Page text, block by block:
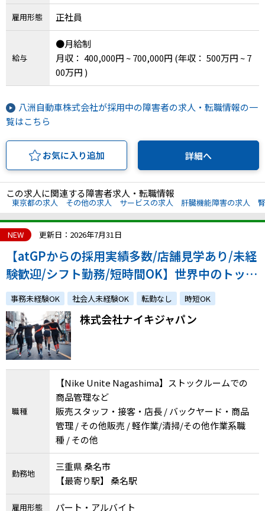
雇用形態 正社員
給与
●月給制
月収： 400,000円 ~ 700,000円 (年収： 500万円 ~ 7
00万円 )
八洲自動車株式会社が採用中の障害者の求人・転職情報の一
覧はこちら
お気に入り追加 詳細へ
この求人に関連する障害者求人・転職情報
東京都の求人 その他の求人 サービスの求人 肝臓機能障害の求人
NEW 更新日：2026年7月31日
【atGPからの採用実績多数/店舗見学あり/未経
験歓迎/シフト勤務/短時間OK】世界中のトップ
アスリートから支持されるフィットネスカンパ
ニーで活躍しませんか？
事務未経験OK 社会人未経験OK 転勤なし 時短OK
株式会社ナイキジャパン
職種
【Nike Unite Nagashima】ストックルームでの
商品管理など
販売スタッフ・接客・店長 / バックヤード・商品
管理 / その他販売 / 軽作業/清掃/その他作業系職
種 / その他
勤務地
三重県 桑名市
【最寄り駅】 桑名駅
雇用形態 パート・アルバイト